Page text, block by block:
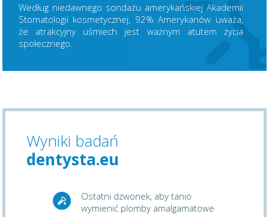
Według niedawnego sondażu amerykańskiej Akademii
Stomatologii kosmetycznej, 92% Amerykanów uważa,
że atrakcyjny uśmiech jest ważnym atutem życia
społecznego.
Wyniki badań
dentysta.eu
Ostatni dzwonek, aby tanio
wymienić plomby amalgamatowe